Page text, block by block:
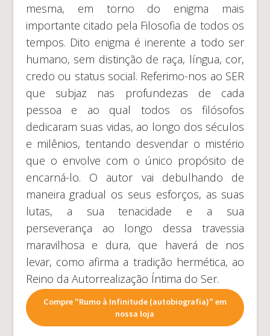
mesma, em torno do enigma mais
importante citado pela Filosofia de todos os
tempos. Dito enigma é inerente a todo ser
humano, sem distinção de raça, língua, cor,
credo ou status social. Referimo-nos ao SER
que subjaz nas profundezas de cada
pessoa e ao qual todos os filósofos
dedicaram suas vidas, ao longo dos séculos
e milênios, tentando desvendar o mistério
que o envolve com o único propósito de
encarná-lo. O autor vai debulhando de
maneira gradual os seus esforços, as suas
lutas, a sua tenacidade e a sua
perseverança ao longo dessa travessia
maravilhosa e dura, que haverá de nos
levar, como afirma a tradição hermética, ao
Reino da Autorrealização Íntima do Ser.
Compre "Rumo à Infinitude (autobiografia)" em
nossa loja